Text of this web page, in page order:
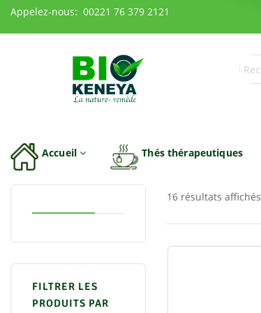
Appelez-nous: 00221 76 379 2121
Accueil Thés thérapeutiques
FILTRER LES
PRODUITS PAR
16 résultats affichés